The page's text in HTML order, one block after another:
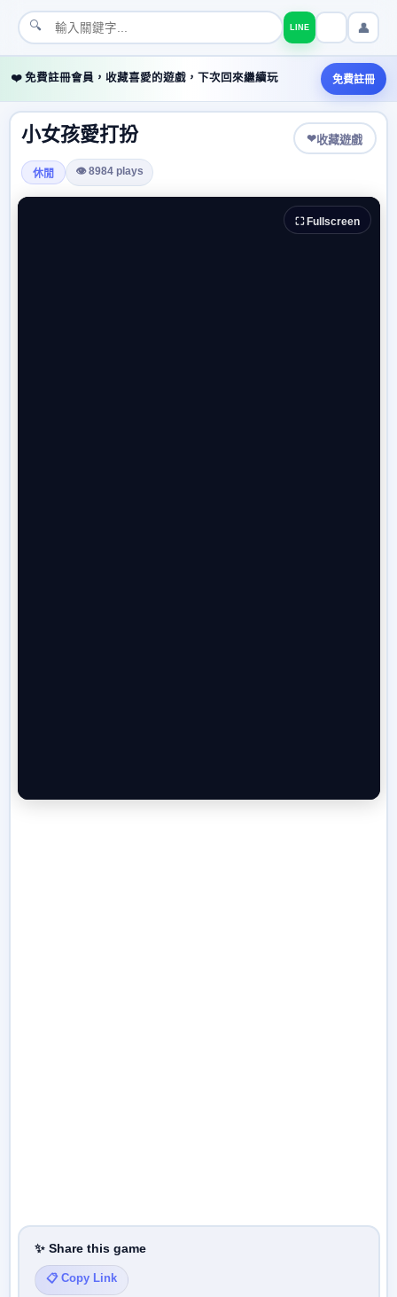
🔍 LINE 👤
❤️ 免費註冊會員，收藏喜愛的遊戲，下次回來繼續玩 免費註冊
小女孩愛打扮 ❤收藏遊戲
休閒 👁 8984 plays
⛶ Fullscreen
✨ Share this game
📋 Copy Link